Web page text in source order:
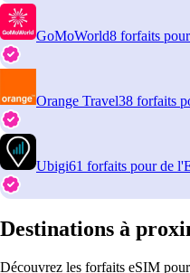
GoMoWorld8 forfaits
Orange Travel38 forfaits
Ubigi61 forfaits pour de
Destinations à
Découvrez les forfaits eSIM